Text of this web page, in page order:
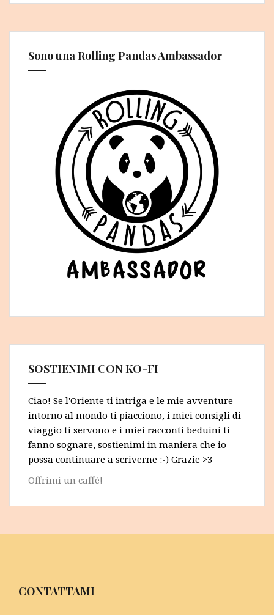
Sono una Rolling Pandas Ambassador
SOSTIENIMI CON KO-FI
Ciao! Se l'Oriente ti intriga e le mie avventure
intorno al mondo ti piacciono, i miei consigli di
viaggio ti servono e i miei racconti beduini ti
fanno sognare, sostienimi in maniera che io
possa continuare a scriverne :-) Grazie >3
Offrimi un caffè!
CONTATTAMI